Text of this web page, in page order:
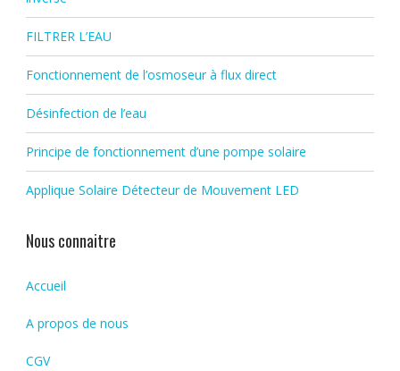
FILTRER L’EAU
Fonctionnement de l’osmoseur à flux direct
Désinfection de l’eau
Principe de fonctionnement d’une pompe solaire
Applique Solaire Détecteur de Mouvement LED
Nous connaitre
Accueil
A propos de nous
CGV